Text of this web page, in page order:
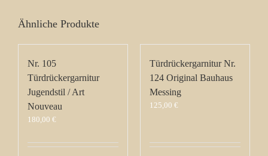
Ähnliche Produkte
Nr. 105
Türdrückergarnitur
Jugendstil / Art
Nouveau
180,00 €
Türdrückergarnitur Nr.
124 Original Bauhaus
Messing
125,00 €